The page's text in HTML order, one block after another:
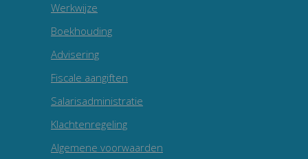
Werkwijze
Boekhouding
Advisering
Fiscale aangiften
Salarisadministratie
Klachtenregeling
Algemene voorwaarden